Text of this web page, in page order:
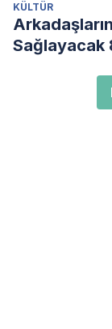
KÜLTÜR
Sağlayacak